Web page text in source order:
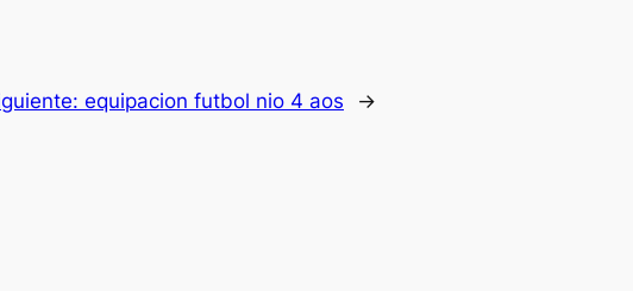
equipacion futbol nio 4 aos →